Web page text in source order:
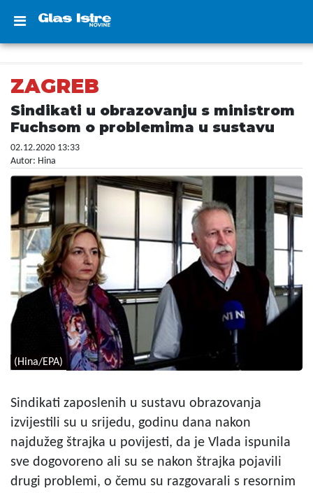
ZAGREB
Sindikati u obrazovanju s ministrom
Fuchsom o problemima u sustavu
02.12.2020 13:33
Autor: Hina
(Hina/EPA)
Sindikati zaposlenih u sustavu obrazovanja
izvijestili su u srijedu, godinu dana nakon
najdužeg štrajka u povijesti, da je Vlada ispunila
sve dogovoreno ali su se nakon štrajka pojavili
drugi problemi, o čemu su razgovarali s resornim